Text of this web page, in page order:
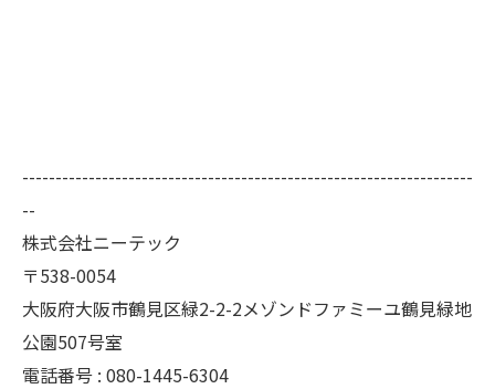
--------------------------------------------------------------------
--
株式会社ニーテック
〒538-0054
大阪府大阪市鶴見区緑2-2-2メゾンドファミーユ鶴見緑地
公園507号室
電話番号 : 080-1445-6304